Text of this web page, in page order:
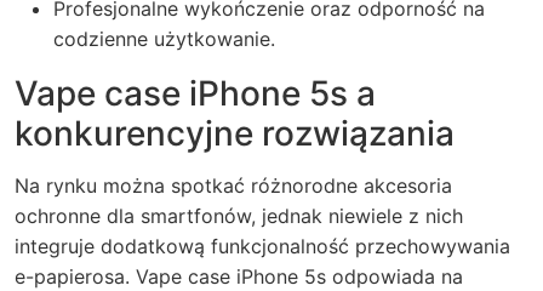
Profesjonalne wykończenie oraz odporność na
codzienne użytkowanie.
Vape case iPhone 5s a
konkurencyjne rozwiązania
Na rynku można spotkać różnorodne akcesoria
ochronne dla smartfonów, jednak niewiele z nich
integruje dodatkową funkcjonalność przechowywania
e-papierosa. Vape case iPhone 5s odpowiada na